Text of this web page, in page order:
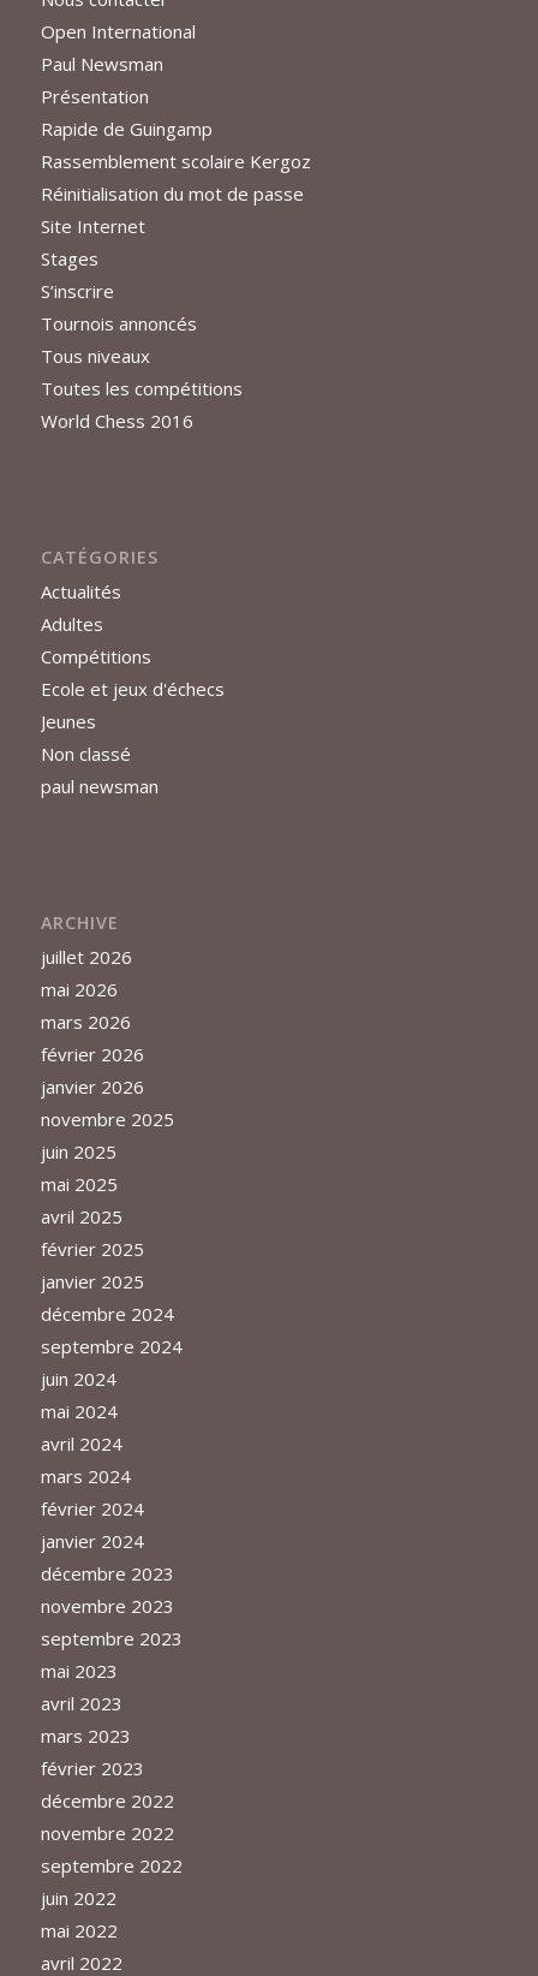
Open International
Paul Newsman
Présentation
Rapide de Guingamp
Rassemblement scolaire Kergoz
Réinitialisation du mot de passe
Site Internet
Stages
S’inscrire
Tournois annoncés
Tous niveaux
Toutes les compétitions
World Chess 2016
CATÉGORIES
Actualités
Adultes
Compétitions
Ecole et jeux d'échecs
Jeunes
Non classé
paul newsman
ARCHIVE
juillet 2026
mai 2026
mars 2026
février 2026
janvier 2026
novembre 2025
juin 2025
mai 2025
avril 2025
février 2025
janvier 2025
décembre 2024
septembre 2024
juin 2024
mai 2024
avril 2024
mars 2024
février 2024
janvier 2024
décembre 2023
novembre 2023
septembre 2023
mai 2023
avril 2023
mars 2023
février 2023
décembre 2022
novembre 2022
septembre 2022
juin 2022
mai 2022
avril 2022